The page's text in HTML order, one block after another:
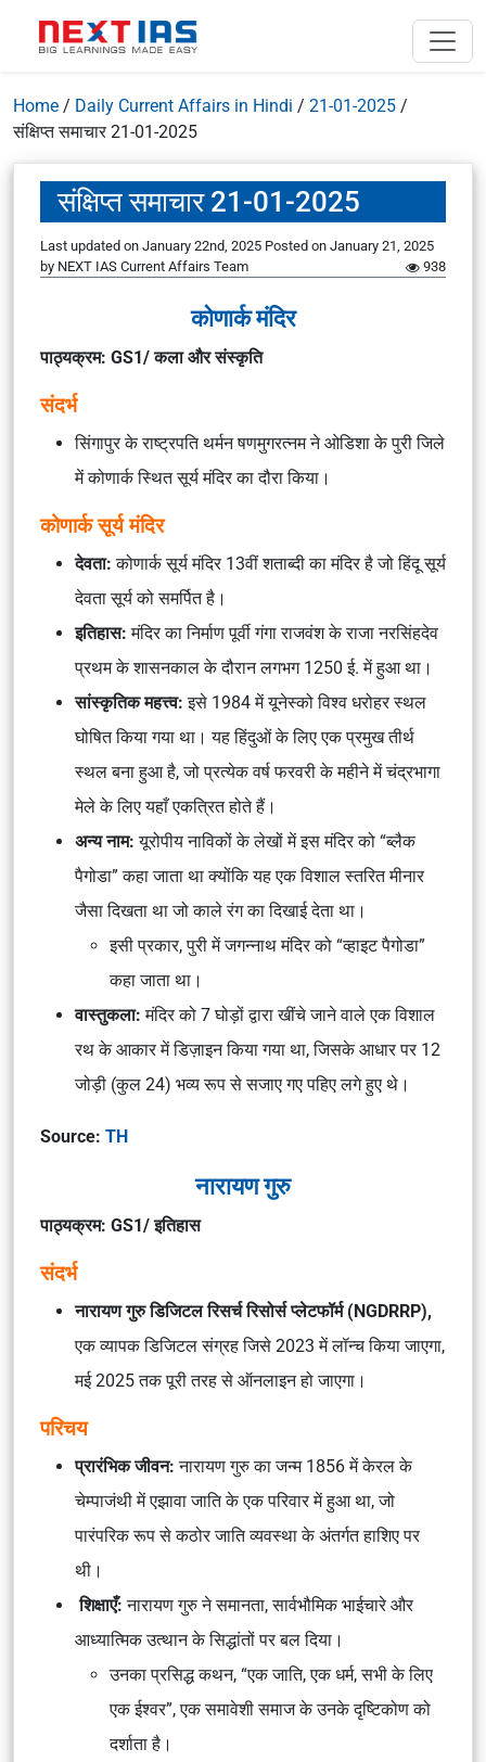
Home / Daily Current Affairs in Hindi / 21-01-2025 /
संक्षिप्त समाचार 21-01-2025
संक्षिप्त समाचार 21-01-2025
Last updated on January 22nd, 2025 Posted on January 21, 2025
by NEXT IAS Current Affairs Team 938
कोणार्क मंदिर
पाठ्यक्रम: GS1/कला और संस्कृति
संदर्भ
सिंगापुर के राष्ट्रपति थर्मन षणमुगरत्नम ने ओडिशा के पुरी जिले
में कोणार्क स्थित सूर्य मंदिर का दौरा किया।
कोणार्क सूर्य मंदिर
देवता: कोणार्क सूर्य मंदिर 13वीं शताब्दी का मंदिर है जो हिंदू सूर्य
देवता सूर्य को समर्पित है।
इतिहास:मंदिर का निर्माण पूर्वी गंगा राजवंश के राजा नरसिंहदेव
प्रथम के शासनकाल के दौरान लगभग 1250 ई. में हुआ था।
सांस्कृतिक महत्त्व: इसे 1984 में यूनेस्को विश्व धरोहर स्थल
घोषित किया गया था। यह हिंदुओं के लिए एक प्रमुख तीर्थ
स्थल बना हुआ है, जो प्रत्येक वर्ष फरवरी के महीने में चंद्रभागा
मेले के लिए यहाँ एकत्रित होते हैं।
अन्य नाम:यूरोपीय नाविकों के लेखों में इस मंदिर को “ब्लैक
पैगोडा” कहा जाता था क्योंकि यह एक विशाल स्तरित मीनार
जैसा दिखता था जो काले रंग का दिखाई देता था।
इसी प्रकार, पुरी में जगन्नाथ मंदिर को “व्हाइट पैगोडा”
कहा जाता था।
वास्तुकला:मंदिर को 7 घोड़ों द्वारा खींचे जाने वाले एक विशाल
रथ के आकार में डिज़ाइन किया गया था, जिसके आधार पर 12
जोड़ी (कुल 24) भव्य रूप से सजाए गए पहिए लगे हुए थे।
Source: TH
नारायण गुरु
पाठ्यक्रम: GS1/ इतिहास
संदर्भ
नारायण गुरु डिजिटल रिसर्च रिसोर्स प्लेटफॉर्म (NGDRRP),
एक व्यापक डिजिटल संग्रह जिसे 2023 में लॉन्च किया जाएगा,
मई 2025 तक पूरी तरह से ऑनलाइन हो जाएगा।
परिचय
प्रारंभिक जीवन:नारायण गुरु का जन्म 1856 में केरल के
चेम्पाजंथी में एझावा जाति के एक परिवार में हुआ था, जो
पारंपरिक रूप से कठोर जाति व्यवस्था के अंतर्गत हाशिए पर
थी।
शिक्षाएँ:नारायण गुरु ने समानता, सार्वभौमिक भाईचारे और
आध्यात्मिक उत्थान के सिद्धांतों पर बल दिया।
उनका प्रसिद्ध कथन, “एक जाति, एक धर्म, सभी के लिए
एक ईश्वर”, एक समावेशी समाज के उनके दृष्टिकोण को
दर्शाता है।